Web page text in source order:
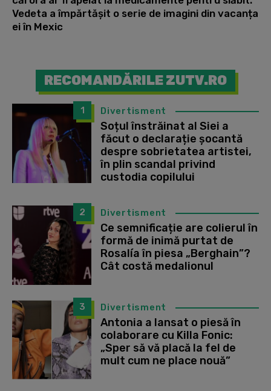
Vedeta a împărtășit o serie de imagini din vacanța
ei în Mexic
RECOMANDĂRILE ZUTV.RO
1 Divertisment
Soțul înstrăinat al Siei a
făcut o declarație șocantă
despre sobrietatea artistei,
în plin scandal privind
custodia copilului
2 Divertisment
Ce semnificație are colierul în
formă de inimă purtat de
Rosalía în piesa „Berghain”?
Cât costă medalionul
3 Divertisment
Antonia a lansat o piesă în
colaborare cu Killa Fonic:
„Sper să vă placă la fel de
mult cum ne place nouă”